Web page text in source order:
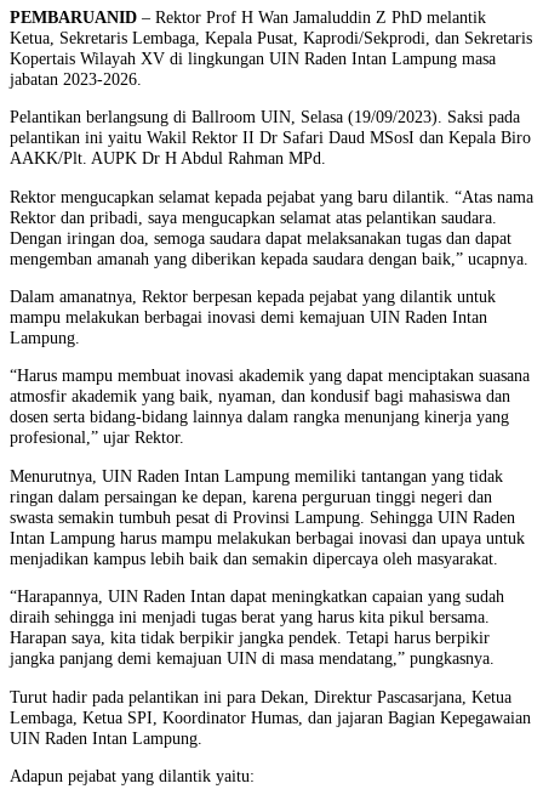
PEMBARUANID – Rektor Prof H Wan Jamaluddin Z PhD melantik
Ketua, Sekretaris Lembaga, Kepala Pusat, Kaprodi/Sekprodi, dan Sekretaris
Kopertais Wilayah XV di lingkungan UIN Raden Intan Lampung masa
jabatan 2023-2026.
Pelantikan berlangsung di Ballroom UIN, Selasa (19/09/2023). Saksi pada
pelantikan ini yaitu Wakil Rektor II Dr Safari Daud MSosI dan Kepala Biro
AAKK/Plt. AUPK Dr H Abdul Rahman MPd.
Rektor mengucapkan selamat kepada pejabat yang baru dilantik. “Atas nama
Rektor dan pribadi, saya mengucapkan selamat atas pelantikan saudara.
Dengan iringan doa, semoga saudara dapat melaksanakan tugas dan dapat
mengemban amanah yang diberikan kepada saudara dengan baik,” ucapnya.
Dalam amanatnya, Rektor berpesan kepada pejabat yang dilantik untuk
mampu melakukan berbagai inovasi demi kemajuan UIN Raden Intan
Lampung.
“Harus mampu membuat inovasi akademik yang dapat menciptakan suasana
atmosfir akademik yang baik, nyaman, dan kondusif bagi mahasiswa dan
dosen serta bidang-bidang lainnya dalam rangka menunjang kinerja yang
profesional,” ujar Rektor.
Menurutnya, UIN Raden Intan Lampung memiliki tantangan yang tidak
ringan dalam persaingan ke depan, karena perguruan tinggi negeri dan
swasta semakin tumbuh pesat di Provinsi Lampung. Sehingga UIN Raden
Intan Lampung harus mampu melakukan berbagai inovasi dan upaya untuk
menjadikan kampus lebih baik dan semakin dipercaya oleh masyarakat.
“Harapannya, UIN Raden Intan dapat meningkatkan capaian yang sudah
diraih sehingga ini menjadi tugas berat yang harus kita pikul bersama.
Harapan saya, kita tidak berpikir jangka pendek. Tetapi harus berpikir
jangka panjang demi kemajuan UIN di masa mendatang,” pungkasnya.
Turut hadir pada pelantikan ini para Dekan, Direktur Pascasarjana, Ketua
Lembaga, Ketua SPI, Koordinator Humas, dan jajaran Bagian Kepegawaian
UIN Raden Intan Lampung.
Adapun pejabat yang dilantik yaitu: